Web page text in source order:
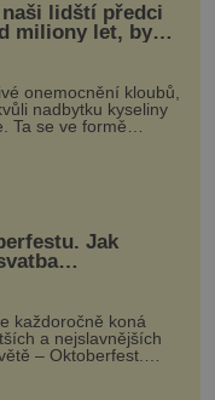
lidští předci
miliony let, by
s léčbou
onemocnění kloubů,
nadbytku kyseliny
Ta se ve formě
bole...
Jak
největší pivní
každoročně koná
a nejslavnějších
– Oktoberfest.
si vychutnávají